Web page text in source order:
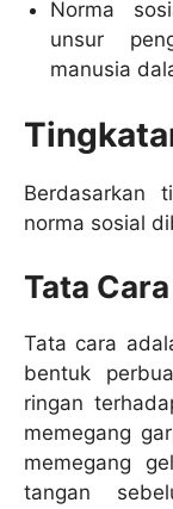
Norma
unsur
manusia
Berdasarkan
norma sosial
Tata
Tata cara
bentuk
ringan
memegang
memegang
tangan